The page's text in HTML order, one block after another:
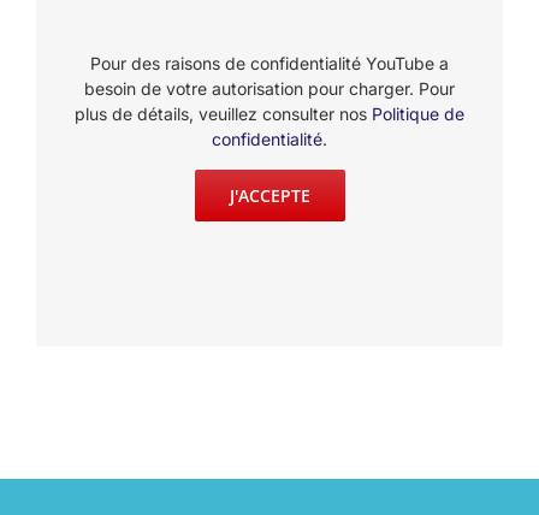
Pour des raisons de confidentialité YouTube a
besoin de votre autorisation pour charger. Pour
plus de détails, veuillez consulter nos Politique de
confidentialité.
J'ACCEPTE